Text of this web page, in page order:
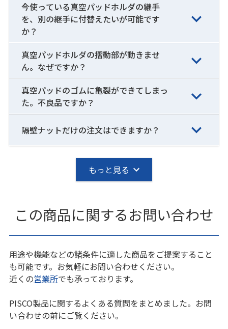
今使っている真空パッドホルダの継手
を、別の継手に付替えたいが可能です
か？
真空パッドホルダの摺動部が動きませ
ん。なぜですか？
真空パッドのゴムに亀裂ができてしまっ
た。不良品ですか？
隔壁ナットだけの注文はできますか？
もっと見る
この商品に関するお問い合わせ
用途や機能などの諸条件に適した商品をご提案すること
も可能です。お気軽にお問い合わせください。
近くの営業所でも承っております。
PISCO製品に関するよくある質問をまとめました。お問
い合わせの前にご覧ください。